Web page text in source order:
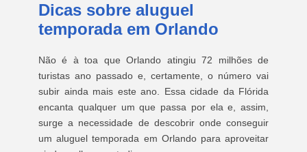
Dicas sobre aluguel
temporada em Orlando
Não é à toa que Orlando atingiu 72 milhões de
turistas ano passado e, certamente, o número vai
subir ainda mais este ano. Essa cidade da Flórida
encanta qualquer um que passa por ela e, assim,
surge a necessidade de descobrir onde conseguir
um aluguel temporada em Orlando para aproveitar